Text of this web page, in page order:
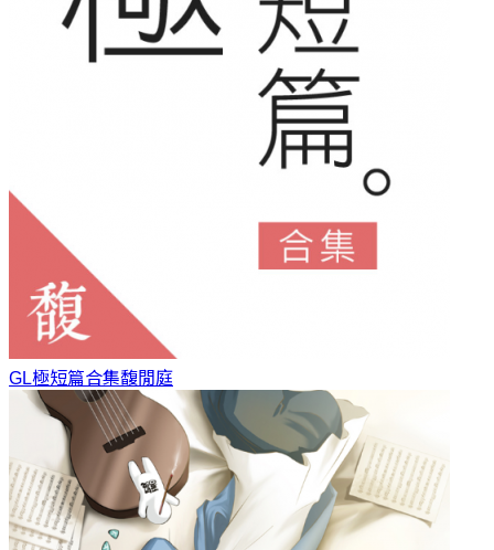
GL極短篇合集馥閒庭